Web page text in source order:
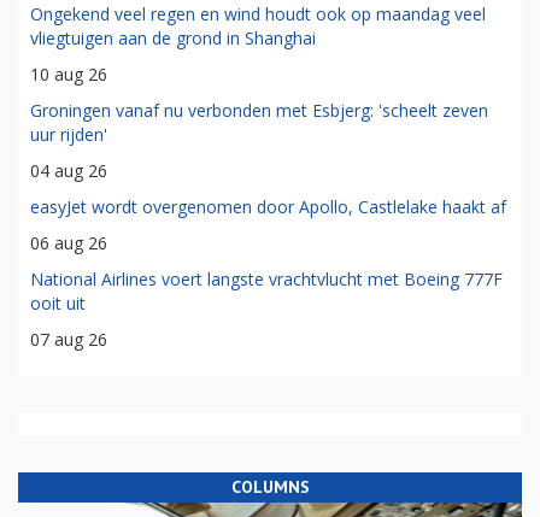
Ongekend veel regen en wind houdt ook op maandag veel
vliegtuigen aan de grond in Shanghai
10 aug 26
Groningen vanaf nu verbonden met Esbjerg: 'scheelt zeven
uur rijden'
04 aug 26
easyJet wordt overgenomen door Apollo, Castlelake haakt af
06 aug 26
National Airlines voert langste vrachtvlucht met Boeing 777F
ooit uit
07 aug 26
COLUMNS